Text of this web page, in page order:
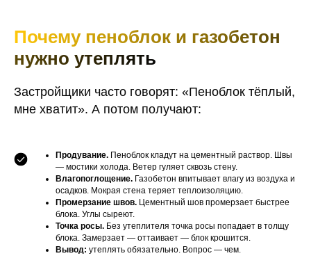
Почему пеноблок и газобетон
нужно утеплять
Застройщики часто говорят: «Пеноблок тёплый,
мне хватит». А потом получают:
Продувание. Пеноблок кладут на цементный раствор. Швы
— мостики холода. Ветер гуляет сквозь стену.
Влагопоглощение. Газобетон впитывает влагу из воздуха и
осадков. Мокрая стена теряет теплоизоляцию.
Промерзание швов. Цементный шов промерзает быстрее
блока. Углы сыреют.
Точка росы. Без утеплителя точка росы попадает в толщу
блока. Замерзает — оттаивает — блок крошится.
Вывод: утеплять обязательно. Вопрос — чем.